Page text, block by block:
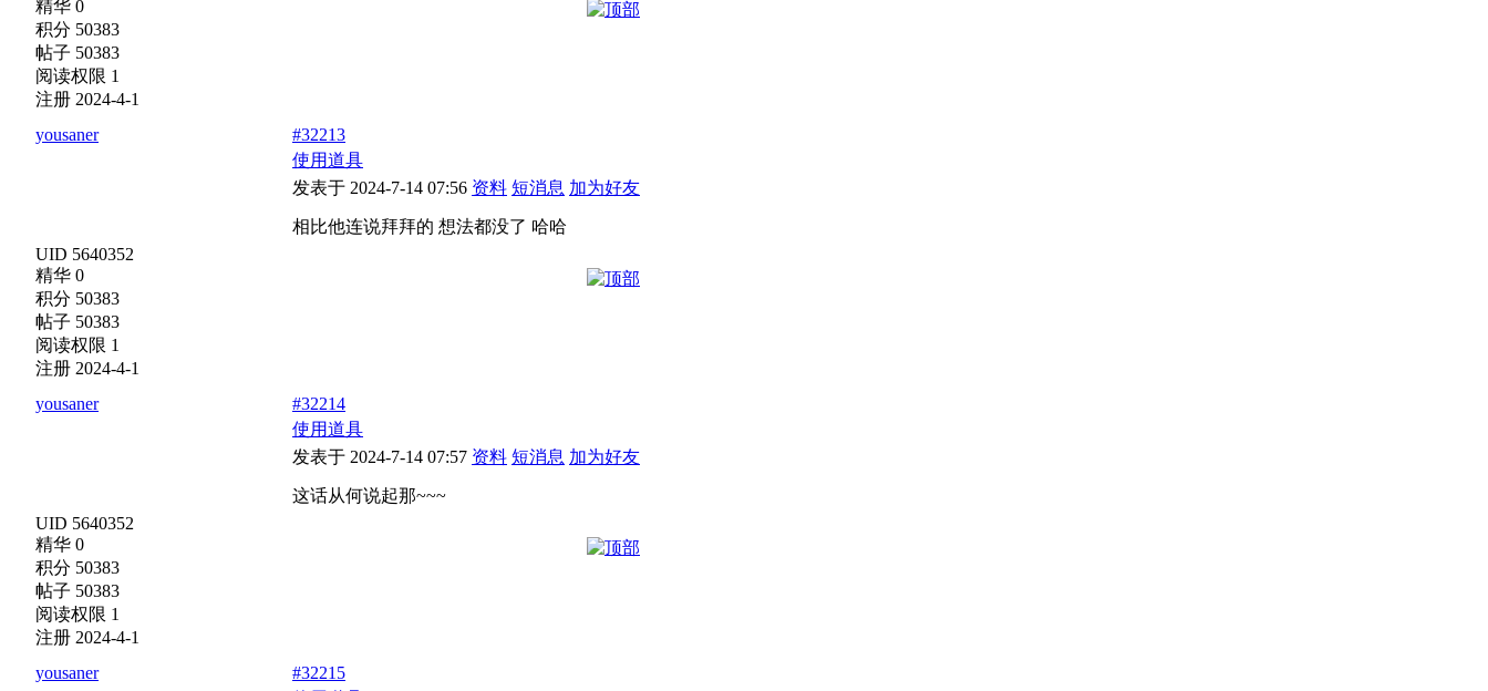
精华 0
积分 50383
帖子 50383
阅读权限 1
注册 2024-4-1
yousaner
UID 5640352
精华 0
积分 50383
帖子 50383
阅读权限 1
注册 2024-4-1
#32213
使用道具
发表于 2024-7-14 07:56 资料 短消息 加为好友
相比他连说拜拜的 想法都没了 哈哈
yousaner
UID 5640352
精华 0
积分 50383
帖子 50383
阅读权限 1
注册 2024-4-1
#32214
使用道具
发表于 2024-7-14 07:57 资料 短消息 加为好友
这话从何说起那~~~
yousaner
#32215